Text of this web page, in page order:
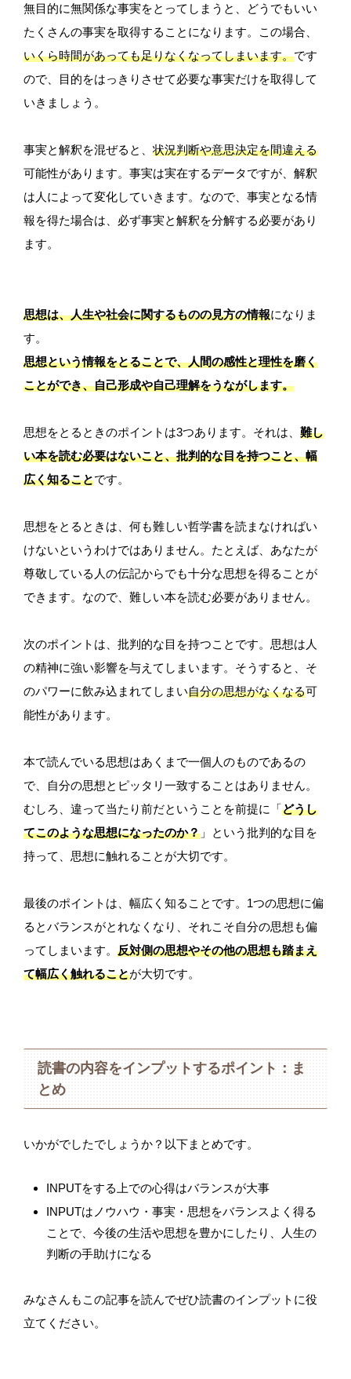
無目的に無関係な事実をとってしまうと、どうでもいい
たくさんの事実を取得することになります。この場合、
いくら時間があっても足りなくなってしまいます。です
ので、目的をはっきりさせて必要な事実だけを取得して
いきましょう。
事実と解釈を混ぜると、 状況判断や意思決定を間違える
可能性があります。事実は実在するデータですが、解釈
は人によって変化していきます。なので、事実となる情
報を得た場合は、必ず事実と解釈を分解する必要があり
ます。
思想は、人生や社会に関するものの見方の情報になりま
す。
思想という情報をとることで、人間の感性と理性を磨く
ことができ、自己形成や自己理解をうながします。
思想をとるときのポイントは3つあります。それは、 難し
い本を読む必要はないこと、批判的な目を持つこと、幅
広く知ることです。
思想をとるときは、何も難しい哲学書を読まなければい
けないというわけではありません。たとえば、あなたが
尊敬している人の伝記からでも十分な思想を得ることが
できます。なので、難しい本を読む必要がありません。
次のポイントは、批判的な目を持つことです。思想は人
の精神に強い影響を与えてしまいます。そうすると、そ
のパワーに飲み込まれてしまい自分の思想がなくなる可
能性があります。
本で読んでいる思想はあくまで一個人のものであるの
で、自分の思想とピッタリ一致することはありません。
むしろ、違って当たり前だということを前提に「どうし
てこのような思想になったのか？ 」という批判的な目を
持って、思想に触れることが大切です。
最後のポイントは、幅広く知ることです。1つの思想に偏
るとバランスがとれなくなり、それこそ自分の思想も偏
ってしまいます。 反対側の思想やその他の思想も踏まえ
て幅広く触れることが大切です。
読書の内容をインプットするポイント：ま
とめ
いかがでしたでしょうか？以下まとめです。
INPUTをする上での心得はバランスが大事
INPUTはノウハウ・事実・思想をバランスよく得る
ことで、今後の生活や思想を豊かにしたり、人生の
判断の手助けになる
みなさんもこの記事を読んでぜひ読書のインプットに役
立てください。